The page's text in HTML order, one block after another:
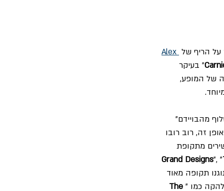
על הריף של Alex
" בעיקר
של המופע,
מהבויידם"
זה, רוב רובו
מתקופת
Grand Designs", "
תקופה מאוד
כמו " The